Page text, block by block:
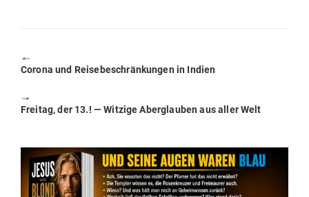
🠔
Previous
Corona und Rei­se­be­schrän­kungen in Indien
🠖
Next
Freitag, der 13.! — Witzige Aber­glauben aus aller Welt